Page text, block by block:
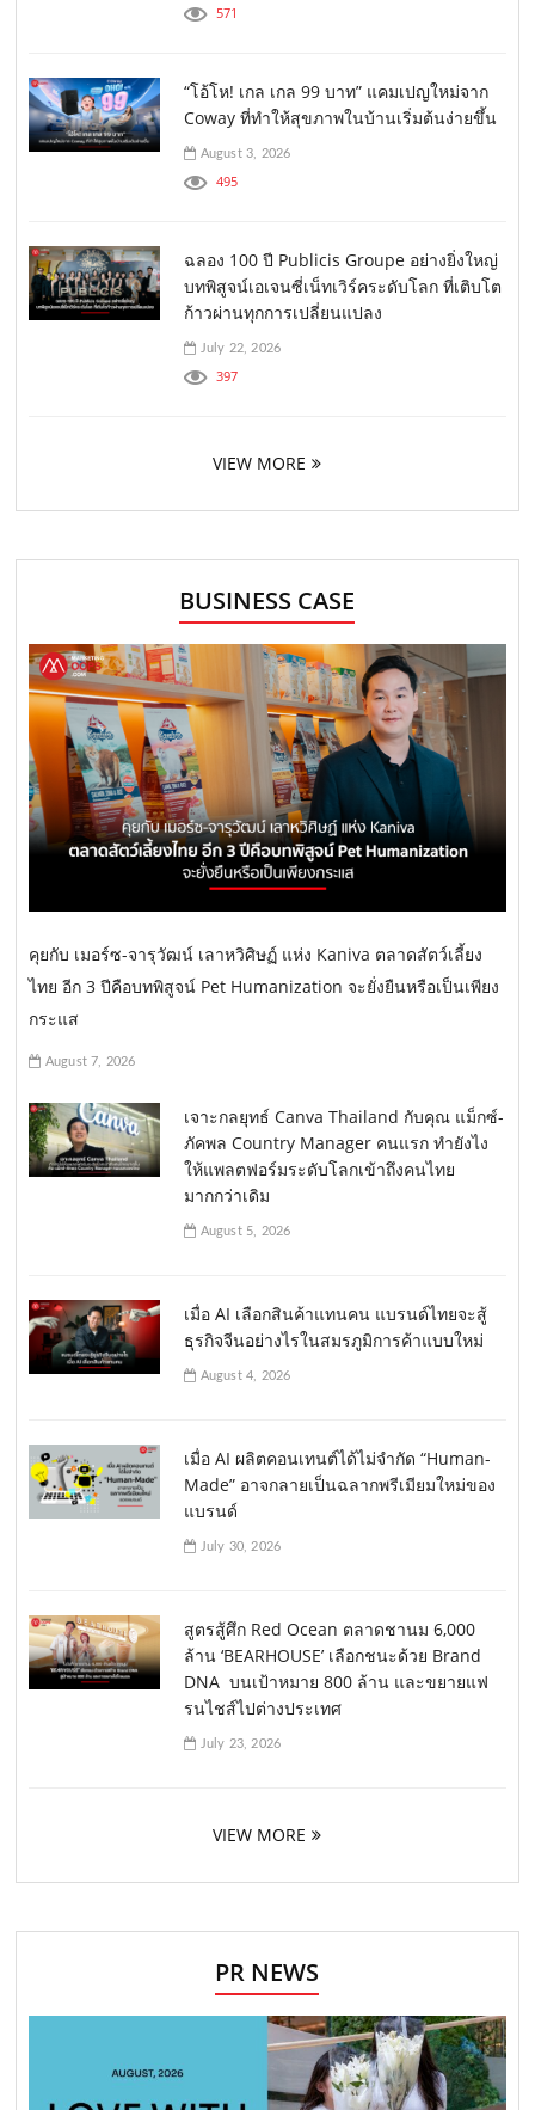
571
“โอ้โห! เกล เกล 99 บาท” แคมเปญใหม่จาก
Coway ที่ทำให้สุขภาพในบ้านเริ่มต้นง่ายขึ้น
August 3, 2026
495
ฉลอง 100 ปี Publicis Groupe อย่างยิ่งใหญ่
บทพิสูจน์เอเจนซี่เน็ทเวิร์คระดับโลก ที่เติบโต
ก้าวผ่านทุกการเปลี่ยนแปลง
July 22, 2026
397
VIEW MORE
BUSINESS CASE
คุยกับ เมอร์ซ-จารุวัฒน์ เลาหวิศิษฏ์ แห่ง Kaniva ตลาดสัตว์เลี้ยง
ไทย อีก 3 ปีคือบทพิสูจน์ Pet Humanization จะยั่งยืนหรือเป็นเพียง
กระแส
August 7, 2026
เจาะกลยุทธ์ Canva Thailand กับคุณ แม็กซ์-
ภัคพล Country Manager คนแรก ทำยังไง
ให้แพลตฟอร์มระดับโลกเข้าถึงคนไทย
มากกว่าเดิม
August 5, 2026
เมื่อ AI เลือกสินค้าแทนคน แบรนด์ไทยจะสู้
ธุรกิจจีนอย่างไรในสมรภูมิการค้าแบบใหม่
August 4, 2026
เมื่อ AI ผลิตคอนเทนต์ได้ไม่จำกัด “Human-
Made” อาจกลายเป็นฉลากพรีเมียมใหม่ของ
แบรนด์
July 30, 2026
สูตรสู้ศึก Red Ocean ตลาดชานม 6,000
ล้าน ‘BEARHOUSE’ เลือกชนะด้วย Brand
DNA บนเป้าหมาย 800 ล้าน และขยายแฟ
รนไชส์ไปต่างประเทศ
July 23, 2026
VIEW MORE
PR NEWS